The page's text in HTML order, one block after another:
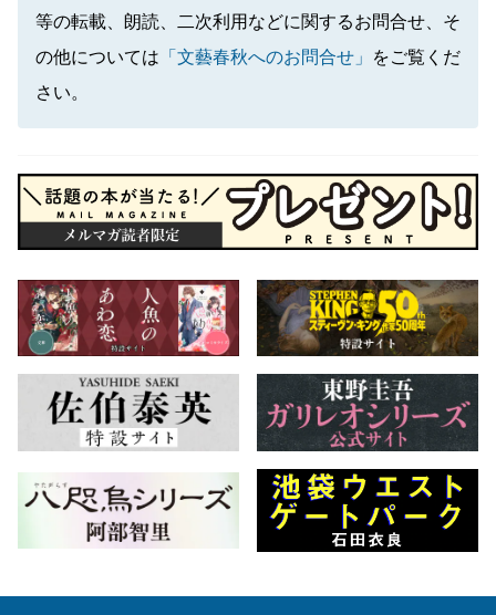
等の転載、朗読、二次利用などに関するお問合せ、そ
の他については 「文藝春秋へのお問合せ」
をご覧くだ
さい。